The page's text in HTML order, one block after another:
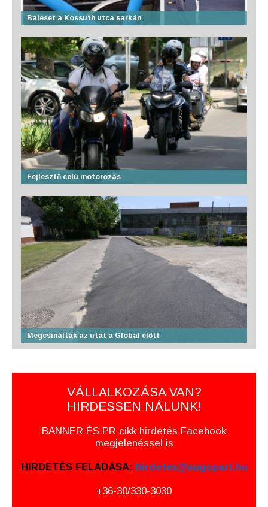
Baleset a Kossuth utca sarkán
Fejlesztő célú motorozás
Megcsinálták az utat a Global előtt
VÁLLALKOZÁSA VAN?
HIRDESSEN NÁLUNK!
BANNER ÉS PR cikk hirdetés Facebook
megjelenéssel is
HIRDETÉS FELADÁSA: hirdetes@sugopart.hu
+36-30/330-3030